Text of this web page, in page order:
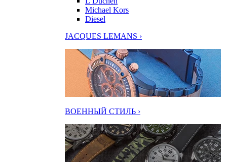
Michael Kors
Diesel
JACQUES LEMANS ›
ВОЕННЫЙ СТИЛЬ ›